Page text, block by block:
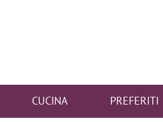
CUCINA PREFERITI